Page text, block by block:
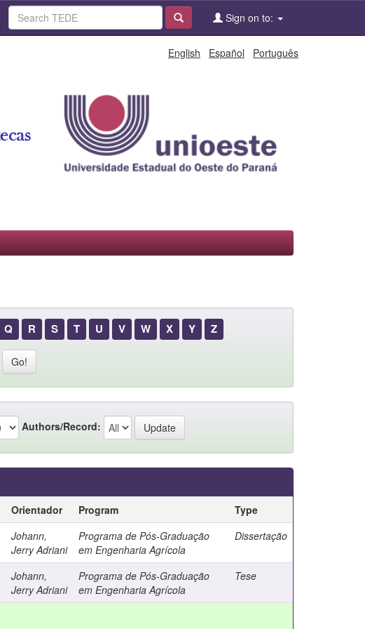
Sign on to:
English Español Português
Q R S T U V W X Y Z
Authors/Record:
Orientador Program
Type
Johann,
Jerry Adriani
Programa de Pós-Graduação
em Engenharia Agrícola
Dissertação
Johann,
Jerry Adriani
Programa de Pós-Graduação
em Engenharia Agrícola
Tese